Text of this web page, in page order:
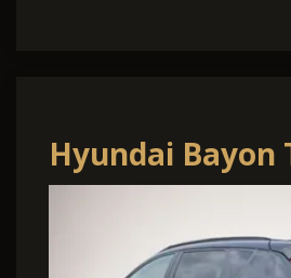
Hyundai Bayon
T-GDI 90PS
Klimaauto.